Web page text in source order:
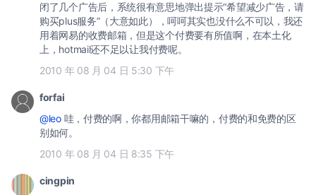
闭了几个广告后，系统很有意思地弹出提示“希望减少广告，请
购买plus服务”（大意如此），呵呵其实也没什么不可以，我还
用着网易的收费邮箱，但是这个付费要有所值啊，在本土化
上，hotmail还不足以让我付费呢。
2010 年 08 月 04 日 5:30 下午
forfai
@leo哇，付费的啊，你都用邮箱干嘛的，付费的和免费的区
别如何。
2010 年 08 月 04 日 8:35 下午
cingpin